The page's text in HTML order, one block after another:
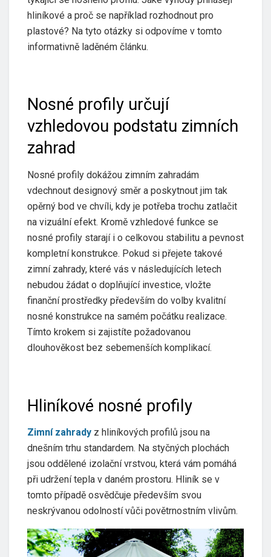
hliníkové a proč se například rozhodnout pro
plastové? Na tyto otázky si odpovíme v tomto
informativně laděném článku.
Nosné profily určují
vzhledovou podstatu zimních
zahrad
Nosné profily dokážou zimním zahradám
vdechnout designový směr a poskytnout jim tak
opěrný bod ve chvíli, kdy je potřeba trochu zatlačit
na vizuální efekt. Kromě vzhledové funkce se
nosné profily starají i o celkovou stabilitu a pevnost
kompletní konstrukce. Pokud si přejete takové
zimní zahrady, které vás v následujících letech
nebudou žádat o doplňující investice, vložte
finanční prostředky především do volby kvalitní
nosné konstrukce na samém počátku realizace.
Tímto krokem si zajistíte požadovanou
dlouhověkost bez sebemenších komplikací.
Hliníkové nosné profily
Zimní zahrady z hliníkových profilů jsou na
dnešním trhu standardem. Na styčných plochách
jsou oddělené izolační vrstvou, která vám pomáhá
při udržení tepla v daném prostoru. Hliník se v
tomto případě osvědčuje především svou
neskrývanou odolností vůči povětrnostním vlivům.